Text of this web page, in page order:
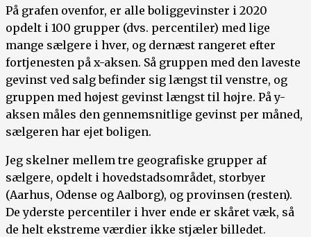
På grafen ovenfor, er alle boliggevinster i 2020
opdelt i 100 grupper (dvs. percentiler) med lige
mange sælgere i hver, og dernæst rangeret efter
fortjenesten på x-aksen. Så gruppen med den laveste
gevinst ved salg befinder sig længst til venstre, og
gruppen med højest gevinst længst til højre. På y-
aksen måles den gennemsnitlige gevinst per måned,
sælgeren har ejet boligen.
Jeg skelner mellem tre geografiske grupper af
sælgere, opdelt i hovedstadsområdet, storbyer
(Aarhus, Odense og Aalborg), og provinsen (resten).
De yderste percentiler i hver ende er skåret væk, så
de helt ekstreme værdier ikke stjæler billedet.